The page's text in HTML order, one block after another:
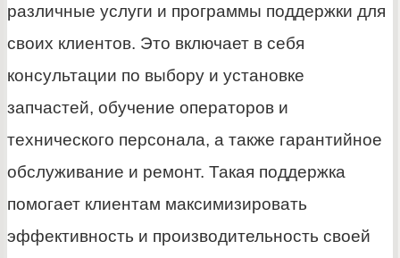
различные услуги и программы поддержки для
своих клиентов. Это включает в себя
консультации по выбору и установке
запчастей, обучение операторов и
технического персонала, а также гарантийное
обслуживание и ремонт. Такая поддержка
помогает клиентам максимизировать
эффективность и производительность своей